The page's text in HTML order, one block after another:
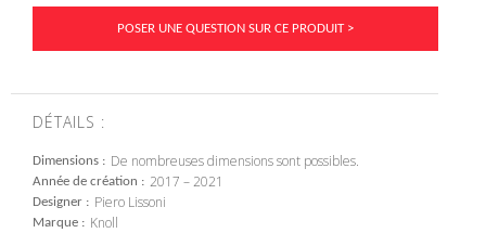
POSER UNE QUESTION SUR CE PRODUIT >
DÉTAILS :
Dimensions De nombreuses dimensions sont possibles.
Année de création 2017 – 2021
Designer Piero Lissoni
Marque Knoll